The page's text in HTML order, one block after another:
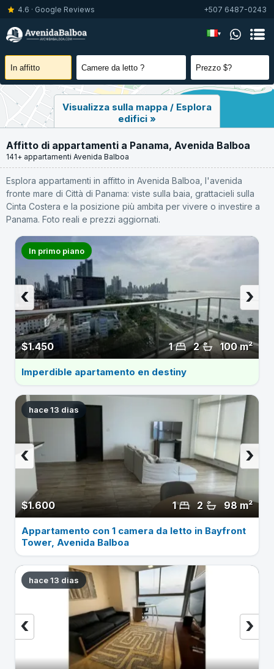
4.6 · Google Reviews +507 6487-0243
▾
Visualizza sulla mappa / Esplora
edifici »
Affitto di appartamenti a Panama, Avenida Balboa
141+ appartamenti Avenida Balboa
Esplora appartamenti in affitto in Avenida Balboa, l'avenida
fronte mare di Città di Panama: viste sulla baia, grattacieli sulla
Cinta Costera e la posizione più ambita per vivere o investire a
Panama. Foto reali e prezzi aggiornati.
In primo piano
$1.450 100 m²
2
1
›
‹
Imperdible apartamento en destiny
hace 13 dias
$1.600 98 m²
2
1
›
‹
Appartamento con 1 camera da letto in Bayfront
Tower, Avenida Balboa
hace 13 dias
›
‹